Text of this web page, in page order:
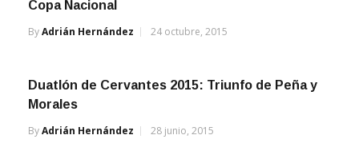
Copa Nacional
ByAdrián Hernández 24 octubre, 2015
Duatlón de Cervantes 2015: Triunfo de Peña y
Morales
ByAdrián Hernández 28 junio, 2015